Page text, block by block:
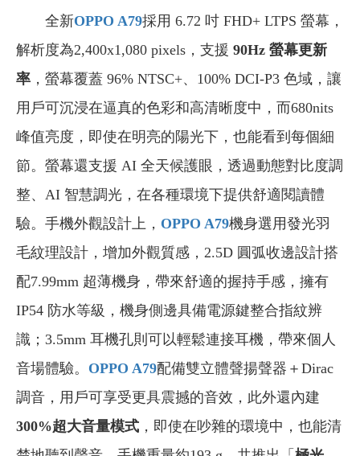
全新OPPO A79採用 6.72 吋 FHD+ LTPS 螢幕，
解析度為2,400x1,080 pixels，支援 90Hz 螢幕更新
率 ，螢幕覆蓋 96% NTSC+、100% DCI-P3 色域，讓
用戶可沉浸在逼真的色彩和高清晰度中，而680nits
峰值亮度，即使在明亮的陽光下，也能看到每個細
節。螢幕還支援 AI 全天候護眼，透過動態對比度調
整、AI 智慧調光，在各種環境下提供舒適閱讀體
驗。手機外觀設計上， OPPO A79機身選用發光羽
毛紋理設計，增加外觀質感，2.5D 圓弧收邊設計搭
配7.99mm 超薄機身，帶來舒適的握持手感，擁有
IP54 防水等級，機身側邊具備電源鍵整合指紋辨
識；3.5mm 耳機孔則可以輕鬆連接耳機，帶來個人
音場體驗。 OPPO A79配備雙立體聲揚聲器＋Dirac
調音，用戶可享受更具震撼的音效，此外還內建
300%超大音量模式 ，即使在吵雜的環境中，也能清